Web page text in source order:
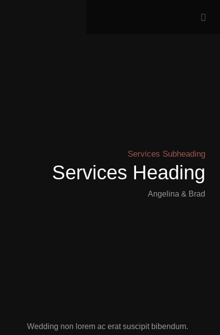
Services Subheading
Services Heading
Angelina & Brad
Wedding non lorem ac erat suscipit bibendum.